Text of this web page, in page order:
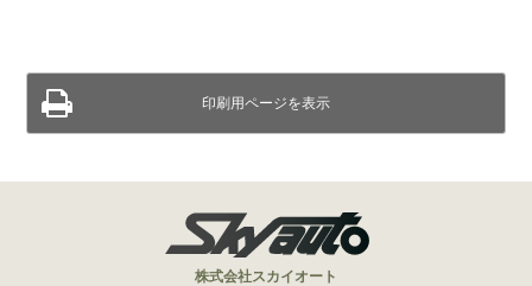
印刷用ページを表示
株式会社スカイオート